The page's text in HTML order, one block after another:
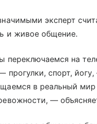
эксперт
и живое общение.
переключаемся на
прогулки, спорт,
в реальный
—